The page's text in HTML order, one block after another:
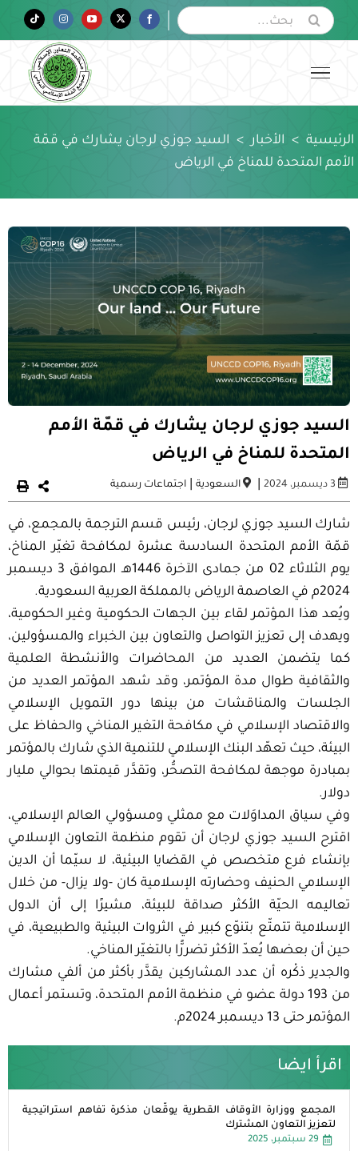
البحث
عن:
Facebook
Twitter
YouTube
Instagram
Tiktok
الرئيسية > الأخبار > السيد جوزي لرجان يشارك في قمّة
الأمم المتحدة للمناخ في الرياض
السيد جوزي لرجان يشارك في قمّة الأمم
المتحدة للمناخ في الرياض
3 ديسمبر، 2024 | السعودية| اجتماعات رسمية
شارك السيد جوزي لرجان، رئيس قسم الترجمة بالمجمع، في
قمّة الأمم المتحدة السادسة عشرة لمكافحة تغيّر المناخ،
يوم الثلاثاء 02 من جمادى الآخرة 1446هـ الموافق 3 ديسمبر
2024م في العاصمة الرياض بالمملكة العربية السعودية.
ويُعد هذا المؤتمر لقاء بين الجهات الحكومية وغير الحكومية،
ويهدف إلى تعزيز التواصل والتعاون بين الخبراء والمسؤولين،
كما يتضمن العديد من المحاضرات والأنشطة العلمية
والثقافية طوال مدة المؤتمر، وقد شهد المؤتمر العديد من
الجلسات والمناقشات من بينها دور التمويل الإسلامي
والاقتصاد الإسلامي في مكافحة التغير المناخي والحفاظ على
البيئة، حيث تعهّد البنك الإسلامي للتنمية الذي شارك بالمؤتمر
بمبادرة موجهة لمكافحة التصحُّر، وتقدَّر قيمتها بحوالي مليار
دولار.
وفي سياق المداوَلات مع ممثلي ومسؤولي العالم الإسلامي،
اقترح السيد جوزي لرجان أن تقوم منظمة التعاون الإسلامي
بإنشاء فرع متخصص في القضايا البيئية، لا سيّما أن الدين
الإسلامي الحنيف وحضارته الإسلامية كان -ولا يزال- من خلال
تعاليمه الحيّة الأكثر صداقة للبيئة، مشيرًا إلى أن الدول
الإسلامية تتمتّع بتنوّع كبير في الثروات البيئية والطبيعية، في
حين أن بعضها يُعدّ الأكثر تضررًّا بالتغيّر المناخي.
والجدير ذكْره أن عدد المشاركين يقدَّر بأكثر من ألفي مشارك
من 193 دولة عضو في منظمة الأمم المتحدة، وتستمر أعمال
المؤتمر حتى 13 ديسمبر 2024م.
اقرأ ايضا
المجمع ووزارة الأوقاف القطرية يوقّعان مذكرة تفاهم استراتيجية
لتعزيز التعاون المشترك
29 سبتمبر، 2025